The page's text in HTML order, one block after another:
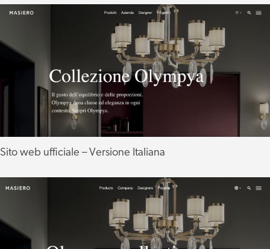
Sito web ufficiale – Versione Italiana